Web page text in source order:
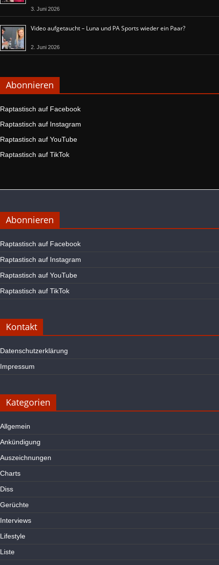
3. Juni 2026
Video aufgetaucht – Luna und PA Sports wieder ein Paar?
2. Juni 2026
Abonnieren
Raptastisch auf Facebook
Raptastisch auf Instagram
Raptastisch auf YouTube
Raptastisch auf TikTok
Abonnieren
Raptastisch auf Facebook
Raptastisch auf Instagram
Raptastisch auf YouTube
Raptastisch auf TikTok
Kontakt
Datenschutzerklärung
Impressum
Kategorien
Allgemein
Ankündigung
Auszeichnungen
Charts
Diss
Gerüchte
Interviews
Lifestyle
Liste